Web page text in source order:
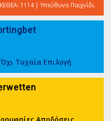
1114 | Υπεύθυνο Παιχνίδι.
Τυχαία Επιλογή